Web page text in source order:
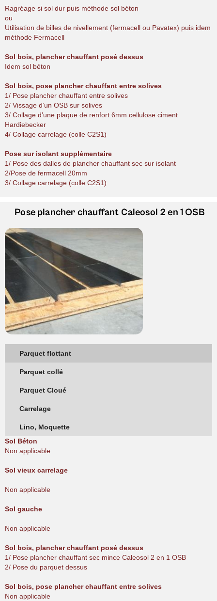
Ragréage si sol dur puis méthode sol béton
ou
Utilisation de billes de nivellement (fermacell ou Pavatex) puis idem
méthode Fermacell
Sol bois, plancher chauffant posé dessus
Idem sol béton
Sol bois, pose plancher chauffant entre solives
1/ Pose plancher chauffant entre solives
2/ Vissage d’un OSB sur solives
3/ Collage d’une plaque de renfort 6mm cellulose ciment
Hardiebecker
4/ Collage carrelage (colle C2S1)
Pose sur isolant supplémentaire
1/ Pose des dalles de plancher chauffant sec sur isolant
2/Pose de fermacell 20mm
3/ Collage carrelage (colle C2S1)
Pose plancher chauffant Caleosol 2 en 1 OSB
Parquet flottant
Parquet collé
Parquet Cloué
Carrelage
Lino, Moquette
Sol Béton
Non applicable
Sol vieux carrelage
Non applicable
Sol gauche
Non applicable
Sol bois, plancher chauffant posé dessus
1/ Pose plancher chauffant sec mince Caleosol 2 en 1 OSB
2/ Pose du parquet dessus
Sol bois, pose plancher chauffant entre solives
Non applicable